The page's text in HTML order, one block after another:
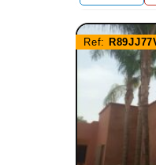
Ref: